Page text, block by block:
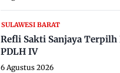
SULAWESI BARAT
Refli Sakti Sanjaya
PDLH IV
6 Agustus 2026